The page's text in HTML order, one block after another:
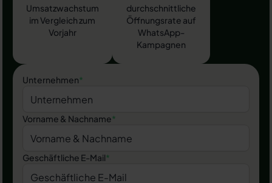
Umsatzwachstum
im Vergleich zum
Vorjahr
durchschnittliche
Öffnungsrate auf
WhatsApp-
Kampagnen
Unternehmen*
Vorname & Nachname*
Geschäftliche E-Mail*